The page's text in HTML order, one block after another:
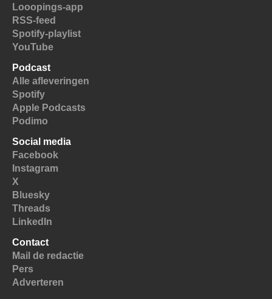
Looopings-app
RSS-feed
Spotify-playlist
YouTube
Podcast
Alle afleveringen
Spotify
Apple Podcasts
Podimo
Social media
Facebook
Instagram
X
Bluesky
Threads
LinkedIn
Contact
Mail de redactie
Pers
Adverteren